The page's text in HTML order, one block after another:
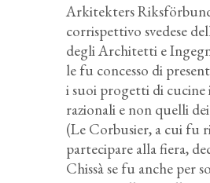
Arkitekters
corrispettivo svedese
degli Architetti e
le fu concesso di
i suoi progetti di cucine
razionali e non quelli
(Le Corbusier, a cui fu
partecipare alla fiera,
Chissà se fu anche per